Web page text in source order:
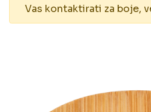
Vas kontaktirati za boje,